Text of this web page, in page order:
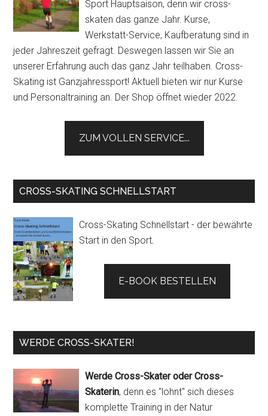
Sport Hauptsaison, denn wir cross-
skaten das ganze Jahr. Kurse,
Werkstatt-Service, Kaufberatung sind in
jeder Jahreszeit gefragt. Deswegen lassen wir Sie an
unserer Erfahrung auch das ganz Jahr teilhaben. Cross-
Skating ist Ganzjahressport! Aktuell bieten wir nur Kurse
und Personaltraining an. Der Shop öffnet wieder 2022.
ZUM VOLLEN SERVICE...
CROSS-SKATING SCHNELLSTART
Cross-Skating Schnellstart - der bewährte
Start in den Sport.
E-BOOK BESTELLEN
WERDE CROSS-SKATER!
Werde Cross-Skater oder Cross-
Skaterin, denn es "lohnt" sich dieses
komplette Training in der Natur